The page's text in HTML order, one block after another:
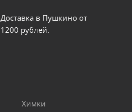
Доставка в Пушкино от
1200 рублей.
Химки